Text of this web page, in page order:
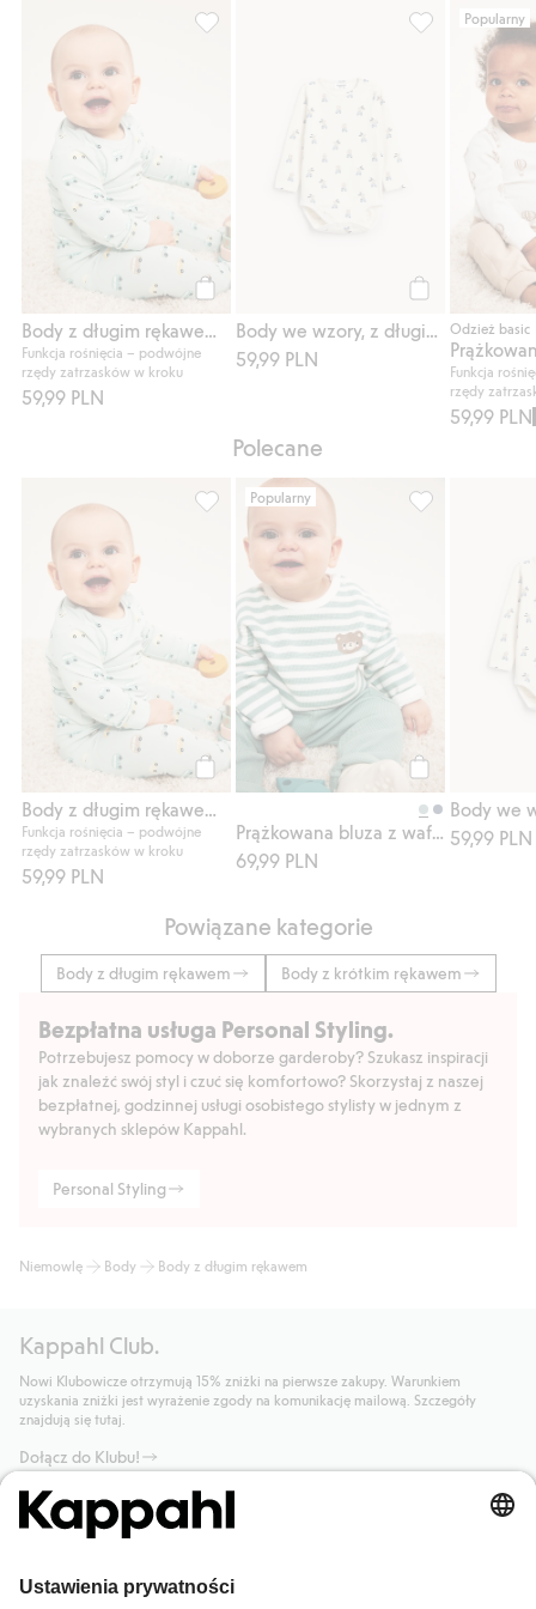
Kup
Funkcja rośnięcia – podwójne
rzędy zatrzasków w kroku
59,99 PLN
Body z długim rękawem, z wzorem w
59,99 PLN
Body we
Popularny
Odzież basic
Funkcja
rzędy
59,99 PLN
Polecane
Kup
Funkcja rośnięcia – podwójne
rzędy zatrzasków w kroku
59,99 PLN
Body z długim rękawem, z wzorem w
Popularny
Kup
69,99 PLN
59,99 PLN
Powiązane kategorie
Body z długim rękawem Body z krótkim rękawem
Bezpłatna usługa Personal Styling.
Potrzebujesz pomocy w doborze garderoby? Szukasz inspiracji
jak znaleźć swój styl i czuć się komfortowo? Skorzystaj z naszej
bezpłatnej, godzinnej usługi osobistego stylisty w jednym z
wybranych sklepów Kappahl.
Personal Styling
Niemowlę Body Body z długim rękawem
Kappahl Club.
Nowi Klubowicze otrzymują 15% zniżki na pierwsze zakupy. Warunkiem
uzyskania zniżki jest wyrażenie zgody na komunikację mailową. Szczegóły
znajdują się tutaj.
Dołącz do Klubu!